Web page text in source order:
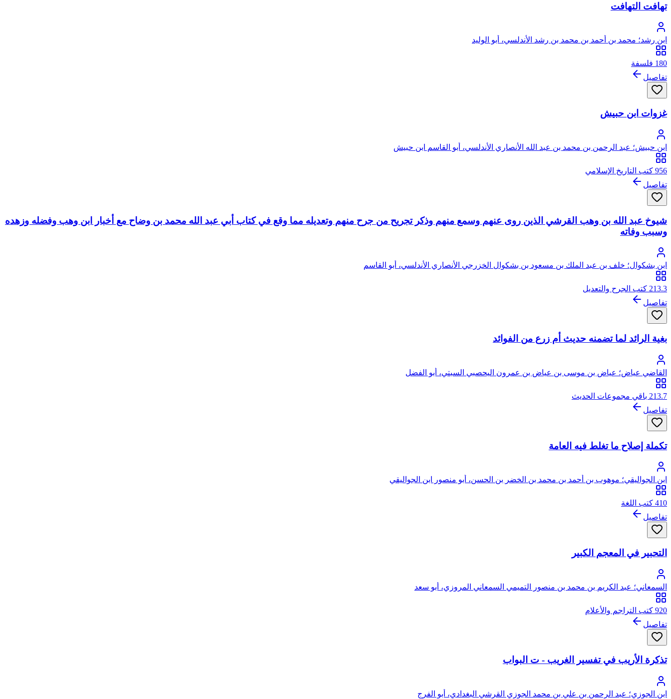
تهافت التهافت
ابن رشد؛ محمد بن أحمد بن محمد بن رشد الأندلسي، أبو الوليد
180 فلسفة
تفاصيل
غزوات ابن حبيش
ابن حبيش؛ عبد الرحمن بن محمد بن عبد الله الأنصاري الأندلسي، أبو القاسم ابن حبيش
956 كتب التاريخ الإسلامي
تفاصيل
شيوخ عبد الله بن وهب القرشي الذين روى عنهم وسمع منهم وذكر تجريح من جرح منهم وتعديله مما وقع في كتاب أبي عبد الله محمد بن وضاح مع أخبار ابن وهب وفضله وزهده
وسبب وفاته
ابن بشكوال؛ خلف بن عبد الملك بن مسعود بن بشكوال الخزرجي الأنصاري الأندلسي، أبو القاسم
213.3 كتب الجرح والتعديل
تفاصيل
بغية الرائد لما تضمنه حديث أم زرع من الفوائد
القاضي عياض؛ عياض بن موسى بن عياض بن عمرون اليحصبي السبتي، أبو الفضل
213.7 باقي مجموعات الحديث
تفاصيل
تكملة إصلاح ما تغلط فيه العامة
ابن الجواليقي؛ موهوب بن أحمد بن محمد بن الخضر بن الحسن، أبو منصور ابن الجواليقي
410 كتب اللغة
تفاصيل
التحبير في المعجم الكبير
السمعاني؛ عبد الكريم بن محمد بن منصور التميمي السمعاني المروزي، أبو سعد
920 كتب التراجم والأعلام
تفاصيل
تذكرة الأريب في تفسير الغريب - ت البواب
ابن الجوزي؛ عبد الرحمن بن علي بن محمد الجوزي القرشي البغدادي، أبو الفرج